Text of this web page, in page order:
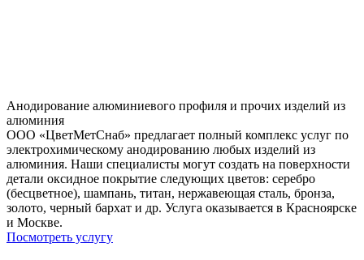
Анодирование алюминиевого профиля и прочих изделий из
алюминия
ООО «ЦветМетСнаб» предлагает полный комплекс услуг по
электрохимическому анодированию любых изделий из
алюминия. Наши специалисты могут создать на поверхности
детали оксидное покрытие следующих цветов: серебро
(бесцветное), шампань, титан, нержавеющая сталь, бронза,
золото, черный бархат и др. Услуга оказывается в Красноярске
и Москве.
Посмотреть услугу